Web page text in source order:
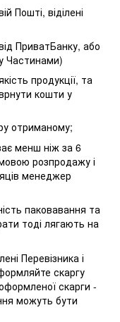
Пошті, віділені
ПриватБанку, або
Частинами)
продукції, та
кошти у
отриманому;
менш ніж за 6
розпродажу і
менеджер
паковавання та
тоді лягають на
Перевізника і
скаргу
скарги -
можуть бути